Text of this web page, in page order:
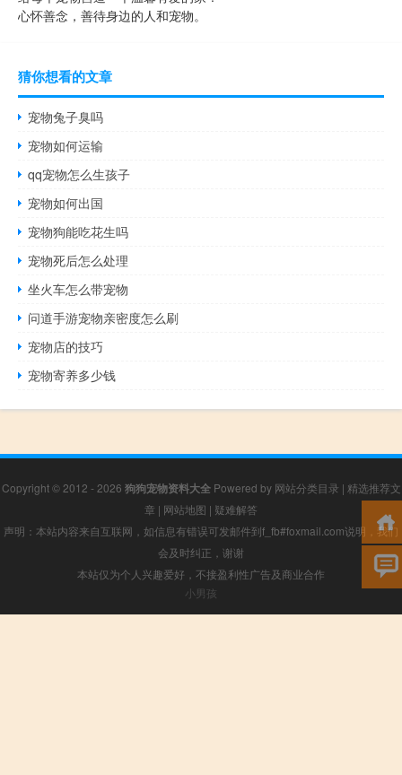
心怀善念，善待身边的人和宠物。
猜你想看的文章
宠物兔子臭吗
宠物如何运输
qq宠物怎么生孩子
宠物如何出国
宠物狗能吃花生吗
宠物死后怎么处理
坐火车怎么带宠物
问道手游宠物亲密度怎么刷
宠物店的技巧
宠物寄养多少钱
Copyright © 2012 - 2026 狗狗宠物资料大全Powered by 网站分类目录 | 精选推荐文
章 | 网站地图 | 疑难解答
声明：本站内容来自互联网，如信息有错误可发邮件到f_fb#foxmail.com说明，我们
会及时纠正，谢谢
本站仅为个人兴趣爱好，不接盈利性广告及商业合作
小男孩